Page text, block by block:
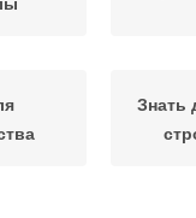
Знать